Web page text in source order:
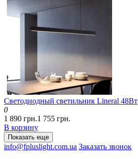
Светодиодный светильник Lineral 48Вт
0
1 890 грн.1 755 грн.
В корзину
Показать еще
info@fpluslight.com.ua Заказать звонок